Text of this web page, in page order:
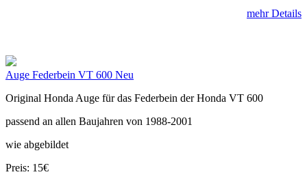
mehr Details
Auge Federbein VT 600 Neu
Original Honda Auge für das Federbein der Honda VT 600
passend an allen Baujahren von 1988-2001
wie abgebildet
Preis: 15€